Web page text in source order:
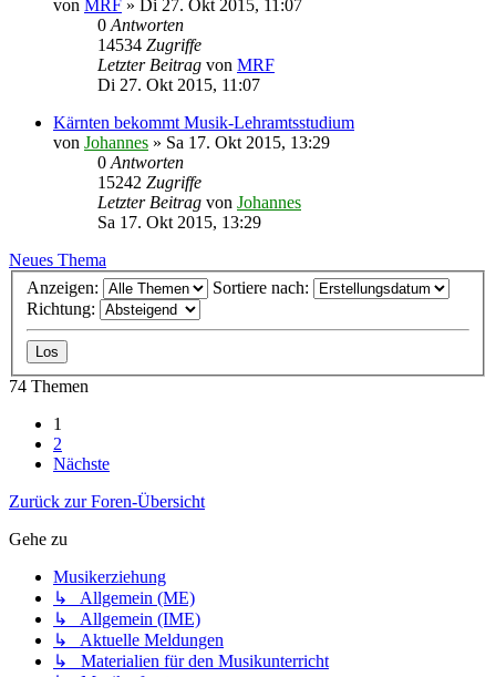
von MRF » Di 27. Okt 2015, 11:07
0 Antworten
14534 Zugriffe
Letzter Beitrag von MRF
Di 27. Okt 2015, 11:07
Kärnten bekommt Musik-Lehramtsstudium
von Johannes » Sa 17. Okt 2015, 13:29
0 Antworten
15242 Zugriffe
Letzter Beitrag von Johannes
Sa 17. Okt 2015, 13:29
Neues Thema
Anzeigen:
Sortiere nach:
Richtung:
74 Themen
1
2
Nächste
Zurück zur Foren-Übersicht
Gehe zu
Musikerziehung
↳ Allgemein (ME)
↳ Allgemein (IME)
↳ Aktuelle Meldungen
↳ Materialien für den Musikunterricht